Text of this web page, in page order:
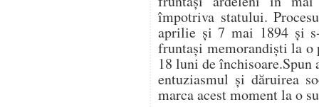
împotriva statului.
aprilie şi 7 mai 1894 şi
fruntaşi memorandişti la o
18 luni de închisoare.Spun
entuziasmul și dăruirea
marca acest moment la o